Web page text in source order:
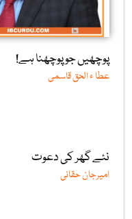
پوچھیں جو پوچھنا ہے!
عطا ء الحق قاسمی
نئے گھر کی دعوت
امیرجان حقانی